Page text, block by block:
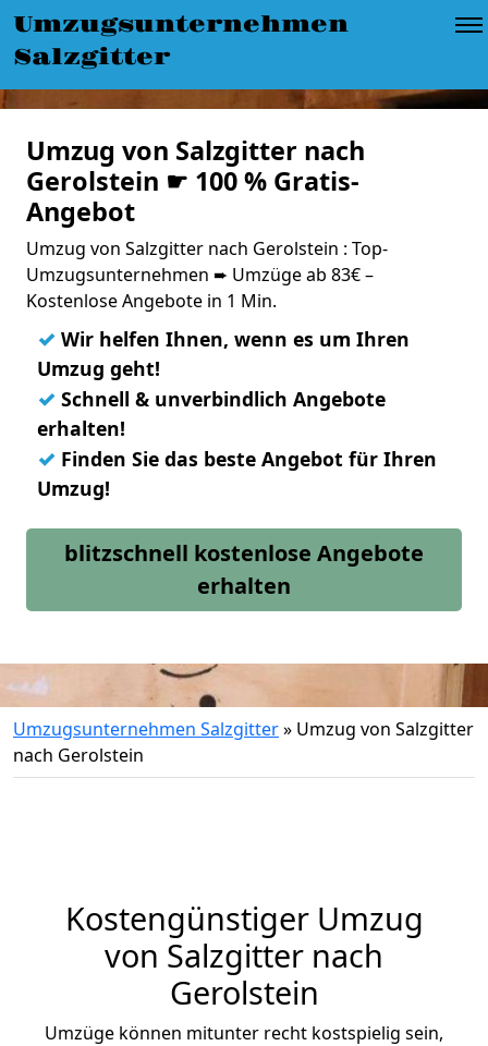
Umzugsunternehmen
Salzgitter
Umzug von Salzgitter nach
Gerolstein ☛ 100 % Gratis-
Angebot
Umzug von Salzgitter nach Gerolstein : Top-
Umzugsunternehmen ➨ Umzüge ab 83€ –
Kostenlose Angebote in 1 Min.
✓ Wir helfen Ihnen, wenn es um Ihren
Umzug geht!
✓ Schnell & unverbindlich Angebote
erhalten!
✓ Finden Sie das beste Angebot für Ihren
Umzug!
blitzschnell kostenlose Angebote
erhalten
Umzugsunternehmen Salzgitter» Umzug von Salzgitter
nach Gerolstein
Kostengünstiger Umzug
von Salzgitter nach
Gerolstein
Umzüge können mitunter recht kostspielig sein,